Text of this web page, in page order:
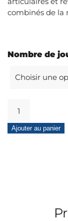
combinés de la
Nombre de
Cure
Ajouter au panier